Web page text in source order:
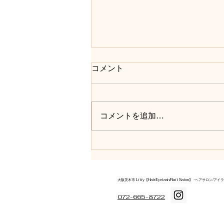
コメント
コメントを追加…
大阪茨木市 Liliy【Hair/Eyelash/Nail Salon】 -ヘアサロン/アイラ
072-665-8722